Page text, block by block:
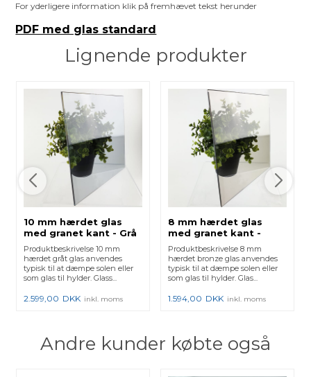
For yderligere information klik på fremhævet tekst herunder
PDF med glas standard
Lignende produkter
10 mm hærdet glas
med granet kant - Grå
Produktbeskrivelse 10 mm
hærdet gråt glas anvendes
typisk til at dæmpe solen eller
som glas til hylder. Glass...
2.599,00 DKK inkl. moms
8 mm hærdet glas
med granet kant -
Bronze
Produktbeskrivelse 8 mm
hærdet bronze glas anvendes
typisk til at dæmpe solen eller
som glas til hylder. Glas...
1.594,00 DKK inkl. moms
Andre kunder købte også